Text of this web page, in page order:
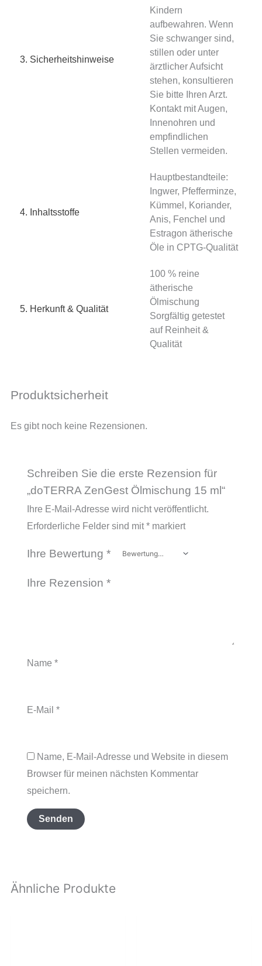
3. Sicherheitshinweise
Kindern
aufbewahren. Wenn
Sie schwanger sind,
stillen oder unter
ärztlicher Aufsicht
stehen, konsultieren
Sie bitte Ihren Arzt.
Kontakt mit Augen,
Innenohren und
empfindlichen
Stellen vermeiden.
4. Inhaltsstoffe
Hauptbestandteile:
Ingwer, Pfefferminze,
Kümmel, Koriander,
Anis, Fenchel und
Estragon ätherische
Öle in CPTG-Qualität
5. Herkunft & Qualität
100 % reine
ätherische
Ölmischung
Sorgfältig getestet
auf Reinheit &
Qualität
Produktsicherheit
Es gibt noch keine Rezensionen.
Schreiben Sie die erste Rezension für
„doTERRA ZenGest Ölmischung 15 ml“
Ihre E-Mail-Adresse wird nicht veröffentlicht.
Erforderliche Felder sind mit* markiert
Ihre Bewertung*
Ihre Rezension*
Name*
E-Mail*
Name, E-Mail-Adresse und Website in diesem
Browser für meinen nächsten Kommentar
speichern.
Ähnliche Produkte